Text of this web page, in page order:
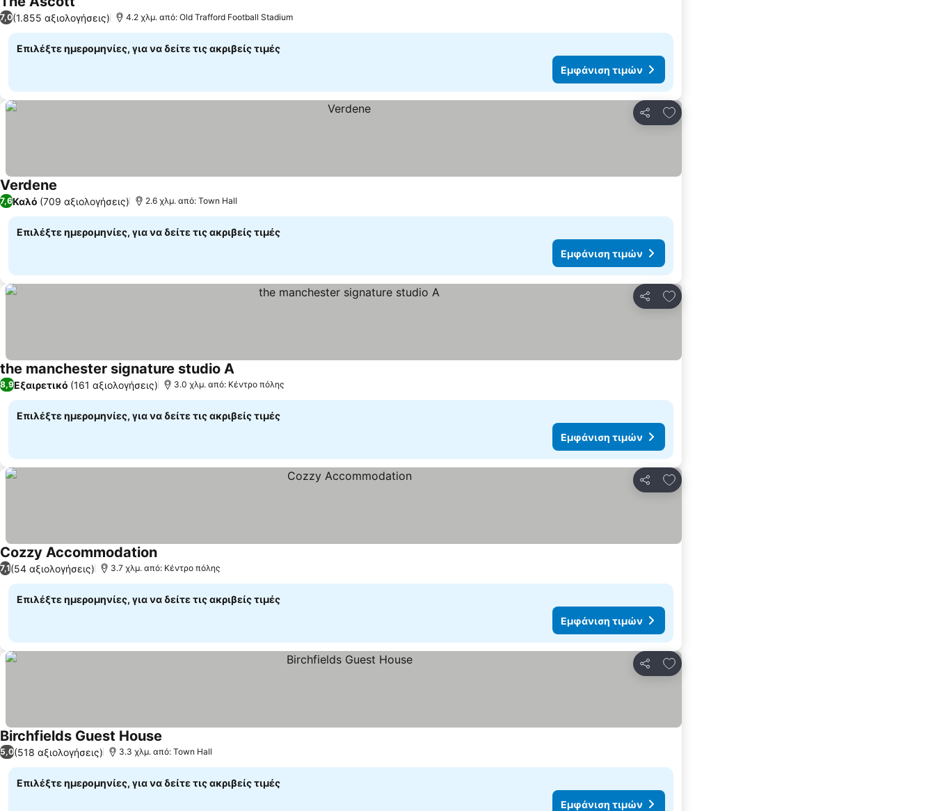
7,0(1.855 αξιολογήσεις) 4.2 χλμ. από: Old Trafford Football Stadium
Επιλέξτε ημερομηνίες, για να δείτε τις ακριβείς τιμές
Εμφάνιση τιμών
Κοινοποίηση
Προσθήκη στα αγαπημένα
Verdene
7,6Καλό (709 αξιολογήσεις) 2.6 χλμ. από: Town Hall
Επιλέξτε ημερομηνίες, για να δείτε τις ακριβείς τιμές
Εμφάνιση τιμών
Κοινοποίηση
Προσθήκη στα αγαπημένα
the manchester signature studio A
8,9Εξαιρετικό (161 αξιολογήσεις) 3.0 χλμ. από: Κέντρο πόλης
Επιλέξτε ημερομηνίες, για να δείτε τις ακριβείς τιμές
Εμφάνιση τιμών
Κοινοποίηση
Προσθήκη στα αγαπημένα
Cozzy Accommodation
7,1(54 αξιολογήσεις) 3.7 χλμ. από: Κέντρο πόλης
Επιλέξτε ημερομηνίες, για να δείτε τις ακριβείς τιμές
Εμφάνιση τιμών
Κοινοποίηση
Προσθήκη στα αγαπημένα
Birchfields Guest House
5,0(518 αξιολογήσεις) 3.3 χλμ. από: Town Hall
Επιλέξτε ημερομηνίες, για να δείτε τις ακριβείς τιμές
Εμφάνιση τιμών